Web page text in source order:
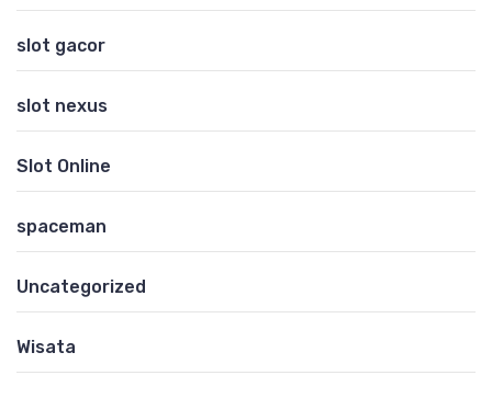
slot gacor
slot nexus
Slot Online
spaceman
Uncategorized
Wisata